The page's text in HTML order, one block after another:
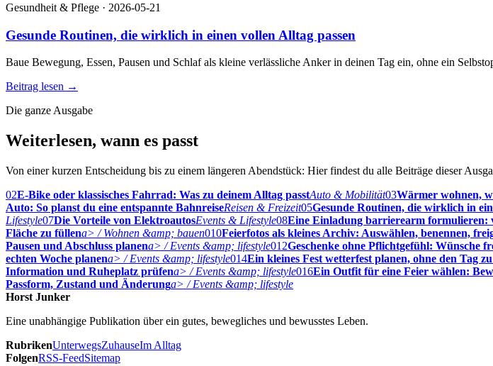
Gesundheit & Pflege · 2026-05-21
Gesunde Routinen, die wirklich in einen vollen Alltag passen
Baue Bewegung, Essen, Pausen und Schlaf als kleine verlässliche Anker in deinen Tag ein, ohne ein
Beitrag lesen →
Die ganze Ausgabe
Weiterlesen, wann es passt
Von einer kurzen Entscheidung bis zu einem längeren Abendstück: Hier findest du alle Beiträge dieser
02E-Bike oder klassisches Fahrrad: Was zu deinem Alltag passtAuto & Mobilität03Wärmer wohnen,
Auto: So planst du eine entspannte BahnreiseReisen & Freizeit05Gesunde Routinen, die wirklich in
Lifestyle07Die Vorteile von ElektroautosEvents & Lifestyle08Eine Einladung barrierearm formulieren:
Fläche zu füllena> / Wohnen &amp; bauen010Feierfotos als kleines Archiv: Auswählen, benennen,
Pausen und Abschluss planena> / Events &amp; lifestyle012Geschenke ohne Pflichtgefühl: Wünsche
echten Woche planena> / Events &amp; lifestyle014Ein kleines Fest wetterfest planen, ohne den Tag
Information und Ruheplatz prüfena> / Events &amp; lifestyle016Ein Outfit für eine Feier wählen:
Passform, Zustand und Änderunga> / Events &amp; lifestyle
Horst Junker
Eine unabhängige Publikation über ein gutes, bewegliches und bewusstes Leben.
RubrikenUnterwegsZuhauseIm Alltag
FolgenRSS-FeedSitemap